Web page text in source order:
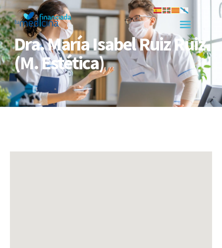
Dra. María Isabel Ruiz Ruiz
(M. Estética)